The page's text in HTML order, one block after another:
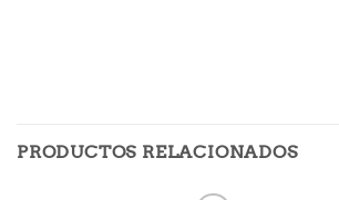
PRODUCTOS RELACIONADOS